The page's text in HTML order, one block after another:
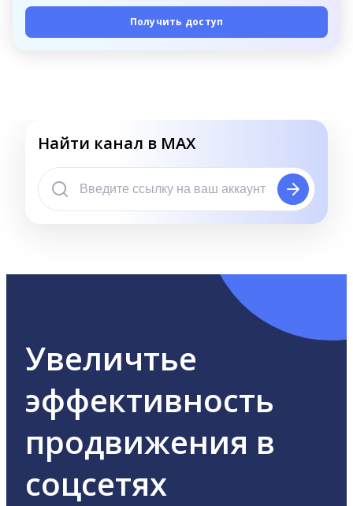
Получить доступ
Найти канал в MAX
Увеличтье
эффективность
продвижения в
соцсетях